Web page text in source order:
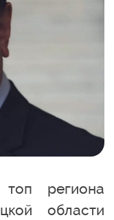
топ региона
области